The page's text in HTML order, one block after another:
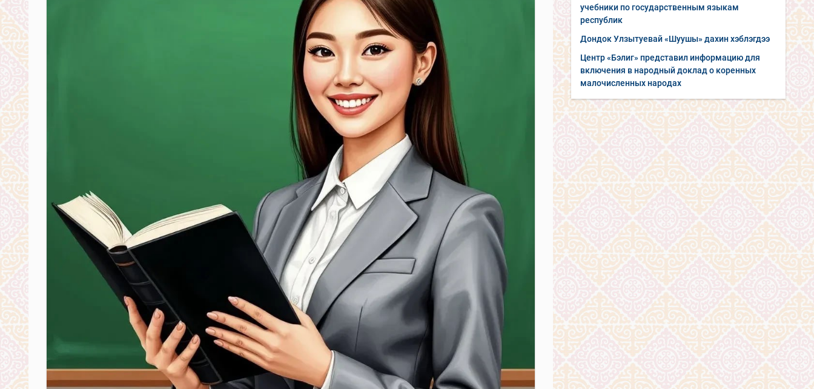
учебники по государственным языкам
республик
Дондок Улзытуевай «Шуушы» дахин хэблэгдээ
Центр «Бэлиг» представил информацию для
включения в народный доклад о коренных
малочисленных народах